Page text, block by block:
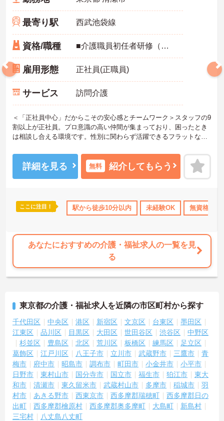
最寄り駅 西武池袋線
資格/職種 ■介護職員初任者研修（ヘルパー2級）以上 ※無資格・未経験も相談可
雇用形態 正社員(正職員)
サービス 訪問介護
＜「正社員中心」だからこその安心感とチームワーク＞スタッフの9
割以上が正社員。プロ意識の高い仲間が集まっており、困ったとき
は相談し合える環境です。性別に関わらず活躍できるフラットな雰
＜電動自転車でラクラク移動！身体への負担を軽減＞会社から1人1
台、専用の電動自転車が支給されます（一部例外あり）。お客様の
ご自宅への移動が快適になるだけでなく、貸与された自転車での通
る」をモットーに、業界トップクラスの給与水準を目指していま
す。賞与は年2回あり、資格手当や土日出勤手当も充実。キャリアパ
詳細を見る 無料 紹介してもらう
ここに注目！ 駅から徒歩10分以内 未経験OK 無資格OK
あなたにおすすめの介護・福祉求人の一覧を見
る
東京都の介護・福祉求人を近隣の市区町村から探す
千代田区 中央区 港区 新宿区 文京区 台東区
墨田区
江東区
品川区 目黒区 大田区 世田谷区 渋谷区
中野区
杉並区
豊島区 北区 荒川区 板橋区 練馬区
足立区
葛飾区
江戸川区 八王子市 立川市 武蔵野市 三鷹市
青
梅市
府中市 昭島市 調布市 町田市 小金井市
小平市
日野市
東村山市 国分寺市 国立市 福生市 狛江市
東大
和市
清瀬市 東久留米市 武蔵村山市 多摩市 稲城市
羽
村市
あきる野市 西東京市 西多摩郡瑞穂町
西多摩郡日の
出町
西多摩郡檜原村 西多摩郡奥多摩町 大島町
新島村
三宅村
八丈島八丈町